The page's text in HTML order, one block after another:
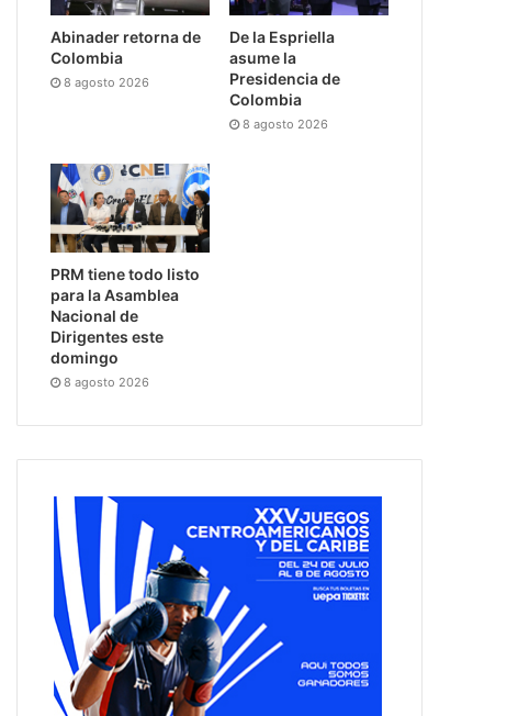
Abinader retorna de
Colombia
8 agosto 2026
De la Espriella
asume la
Presidencia de
Colombia
8 agosto 2026
PRM tiene todo listo
para la Asamblea
Nacional de
Dirigentes este
domingo
8 agosto 2026